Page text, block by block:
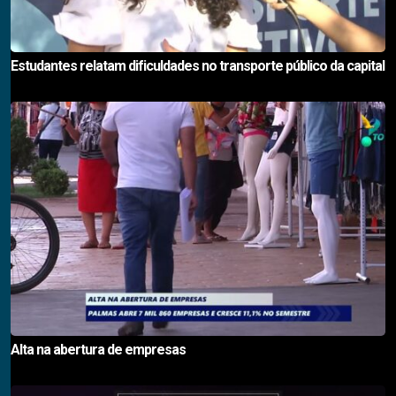
Estudantes relatam dificuldades no transporte público da capital
Alta na abertura de empresas